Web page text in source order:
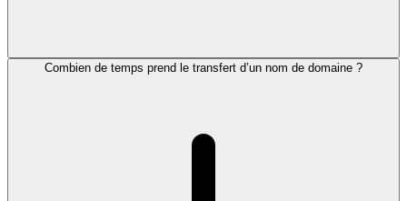
Combien de temps prend le transfert d’un nom de domaine ?